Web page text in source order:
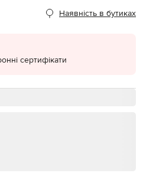
Наявність в бутиках
сертифікати